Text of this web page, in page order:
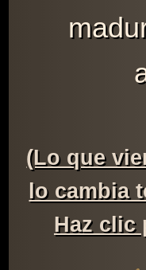
(Lo que
lo cambia
Haz clic